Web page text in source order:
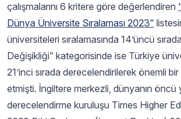
çalışmalarını 6 kritere göre değerlendiren
Dünya Üniversite Sıralaması 2023”
üniversiteleri sıralamasında 14’üncü
Değişikliği” kategorisinde ise Türkiye
21’inci sırada derecelendirilerek önemli bir
etmişti. İngiltere merkezli, dünyanın
derecelendirme kuruluşu Times Higher